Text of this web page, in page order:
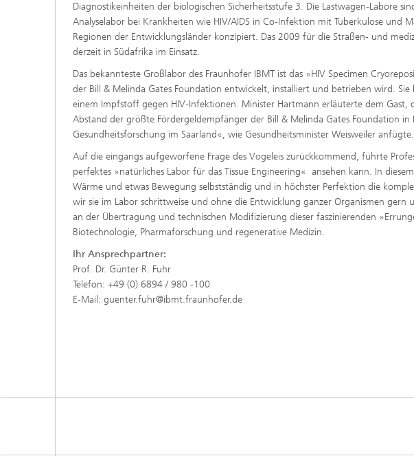
Diagnostikeinheiten der biologischen Sicherheitsstufe 3. Die Lastwagen-Labore
Analyselabor bei Krankheiten wie HIV/AIDS in Co-Infektion mit Tuberkulose und
Regionen der Entwicklungsländer konzipiert. Das 2009 für die Straßen- und
derzeit in Südafrika im Einsatz.
Das bekannteste Großlabor des Fraunhofer IBMT ist das »HIV Specimen
der Bill & Melinda Gates Foundation entwickelt, installiert und betrieben wird.
einem Impfstoff gegen HIV-Infektionen. Minister Hartmann erläuterte dem Gast,
Abstand der größte Fördergeldempfänger der Bill & Melinda Gates Foundation
Gesundheitsforschung im Saarland«, wie Gesundheitsminister Weisweiler anfügte.
Auf die eingangs aufgeworfene Frage des Vogeleis zurück­kommend, führte
perfektes »natürliches Labor für das Tissue Engineering« ansehen kann. In
Wärme und etwas Bewegung selbstständig und in höchster Perfektion die
wir sie im Labor schrittweise und ohne die Entwicklung ganzer Organismen gern
an der Übertragung und technischen Modifizierung dieser faszinierenden
Biotechnologie, Pharmaforschung und regenerative Medizin.
Ihr Ansprechpartner:
Prof. Dr. Günter R. Fuhr
Telefon: +49 (0) 6894 / 980 -100
E-Mail: guenter.fuhr@ibmt.fraunhofer.de